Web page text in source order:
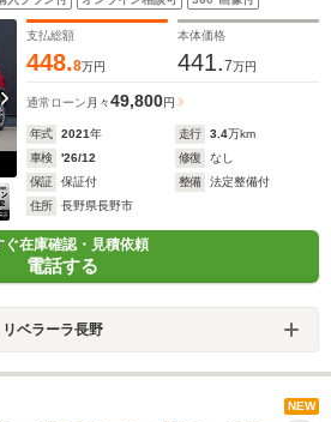
PWバックドア ACC BSM LKA
19AW
支払総額
448.8万円
本体価格
441.7万円
通常ローン 月々49,800円
年式 2021年 走行 3.4万km
車検
'26/12 修復
なし
保証
保証付 整備
法定整備付
住所
長野県長野市
ぐ在庫確認・見積依頼
電話する
リベラーラ長野
NEW